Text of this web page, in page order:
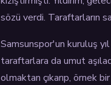
sözü verdi. Taraftarların
Samsunspor'un kuruluş
taraftarlara da umut
olmaktan çıkarıp, örnek